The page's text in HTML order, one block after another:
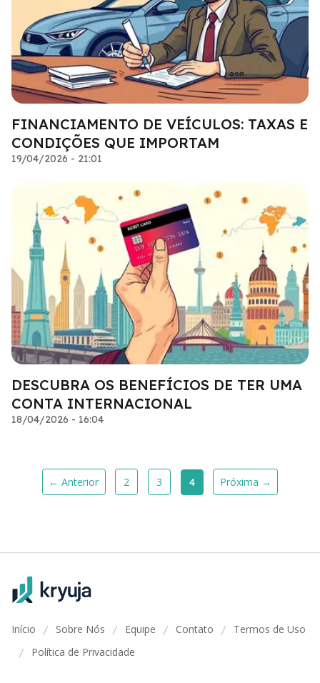
FINANCIAMENTO DE VEÍCULOS: TAXAS E
CONDIÇÕES QUE IMPORTAM
19/04/2026 - 21:01
DESCUBRA OS BENEFÍCIOS DE TER UMA
CONTA INTERNACIONAL
18/04/2026 - 16:04
← Anterior 2 3 4 Próxima →
Início / Sobre Nós / Equipe / Contato / Termos de Uso
/ Política de Privacidade